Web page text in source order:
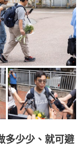
多少少、就可避